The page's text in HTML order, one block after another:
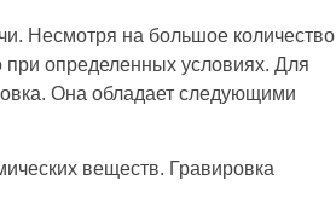
Несмотря на большое количество
при определенных условиях. Для
Она обладает следующими
веществ. Гравировка